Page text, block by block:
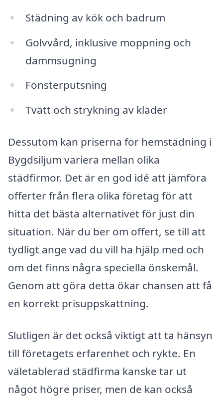
Städning av kök och badrum
Golvvård, inklusive moppning och
dammsugning
Fönsterputsning
Tvätt och strykning av kläder
Dessutom kan priserna för hemstädning i
Bygdsiljum variera mellan olika
städfirmor. Det är en god idé att jämföra
offerter från flera olika företag för att
hitta det bästa alternativet för just din
situation. När du ber om offert, se till att
tydligt ange vad du vill ha hjälp med och
om det finns några speciella önskemål.
Genom att göra detta ökar chansen att få
en korrekt prisuppskattning.
Slutligen är det också viktigt att ta hänsyn
till företagets erfarenhet och rykte. En
väletablerad städfirma kanske tar ut
något högre priser, men de kan också